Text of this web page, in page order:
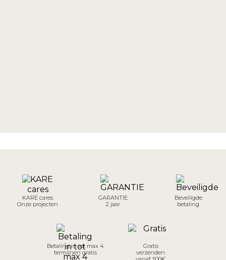
KARE cares
Onze projecten
GARANTIE
2 jaar
Beveiligde
betaling
Betaling in tot max 4
termijnen gratis
Gratis
verzenden